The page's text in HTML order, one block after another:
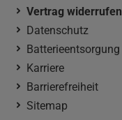
Vertrag widerrufen
Datenschutz
Batterieentsorgung
Karriere
Barrierefreiheit
Sitemap